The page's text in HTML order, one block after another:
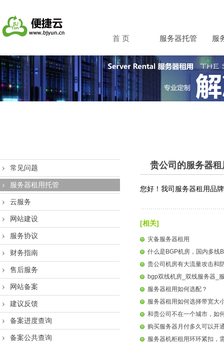
首 页 服务器托管 服
常见问题
服务器租用托管
云服务
网站建设
服务协议
财务指南
售后服务
网站备案
建议反馈
备案进度查询
备案公共查询
贵公司的服务器
您好！我司 服务器租用品
[相关]
灾备服务器租用
什么是BGP机房，国内多线
贵公司机房有大流量攻击和
bgp双线机房_双线服务器_
服务器租用如何选配？
服务器租用如何选择带宽大
和贵公司不在一个城市，如
购买服务器月付多久可以开
服务器机柜租用环环紧扣，